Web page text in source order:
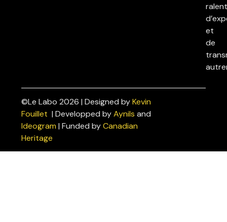
et
de
©Le Labo 2026 | Designed byKevin
Fouillet | Developped byAynils and
Ideogram | Funded byCanadian
Heritage